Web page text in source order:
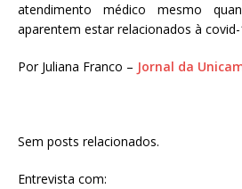
atendimento médico mesmo
aparentem estar relacionados à covid-
Por Juliana Franco – Jornal da
Sem posts relacionados.
Entrevista com: